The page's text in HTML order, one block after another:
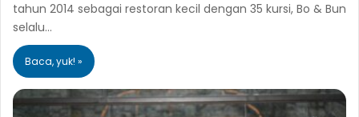
tahun 2014 sebagai restoran kecil dengan 35 kursi, Bo & Bun
selalu…
Baca, yuk! »